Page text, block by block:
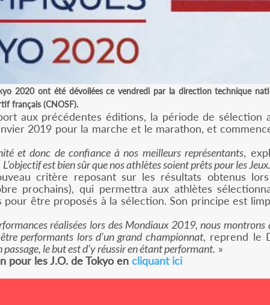
2020 ont été dévoilées ce vendredi par la direction technique
français (CNOSF).
aux précédentes éditions, la période de sélection
2019 pour la marche et le marathon, et
et donc de confiance à nos meilleurs représentants,
L’objectif est bien sûr que nos athlètes soient prêts pour les Jeux.
critère reposant sur les résultats obtenus
prochains), qui permettra aux athlètes
être proposés à la sélection. Son principe est
réalisées lors des Mondiaux 2019, nous montrons
performants lors d’un grand championnat, reprend le
passage, le but est d’y réussir en étant performant. »
pour les J.O. de Tokyo en cliquant ici